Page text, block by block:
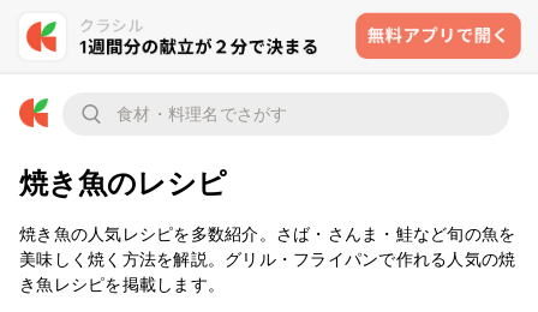
焼き魚のレシピ
焼き魚の人気レシピを多数紹介。さば・さんま・鮭など旬の魚を
美味しく焼く方法を解説。グリル・フライパンで作れる人気の焼
き魚レシピを掲載します。